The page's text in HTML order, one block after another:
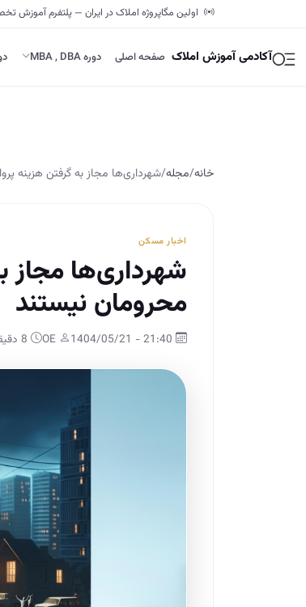
اولین مگاپروژه املاک در ایران — پلتفرم آموزش
آکادمی آموزش املاک صفحه اصلی دوره MBA , DBA
خانه/مجله/شهردار‌ی‌ها مجاز به گرفتن هزینه
اخبار مسکن
شهردار‌ی‌ها مجاز
محرومان نیستند